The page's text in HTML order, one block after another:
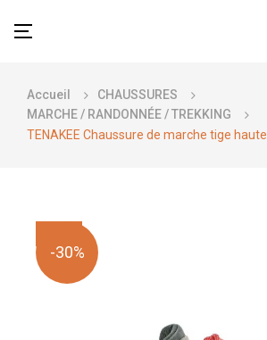
Basculer
☰
Accueil
CHAUSSURES
MARCHE / RANDONNÉE / TREKKING
TENAKEE Chaussure de marche tige haute
-30%